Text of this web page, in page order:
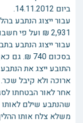
ביום 14.11.2012.
עבור ייצוג הנתבע
2,931 ₪ ועל פי חשבונית מיום 14.11.2012
עבור ייצוג הנתבע
בסכום 740 ₪. גם כאן הוצאה חשבונית ביום 14.11.2012.
התובע ייצג את
ארוכה ולא קיבל שכר.
אחר לאור הבטחתו
שהנתבע שילם לאותו
משלא צלח אותו